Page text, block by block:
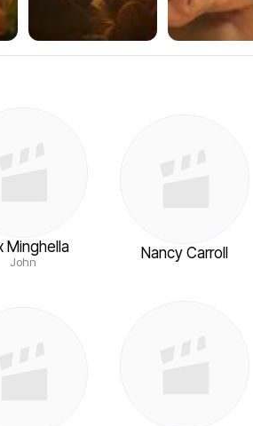
Minghella
John Nancy Carroll